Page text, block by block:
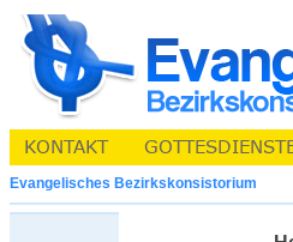
Evangelisches Bezirkskonsistorium